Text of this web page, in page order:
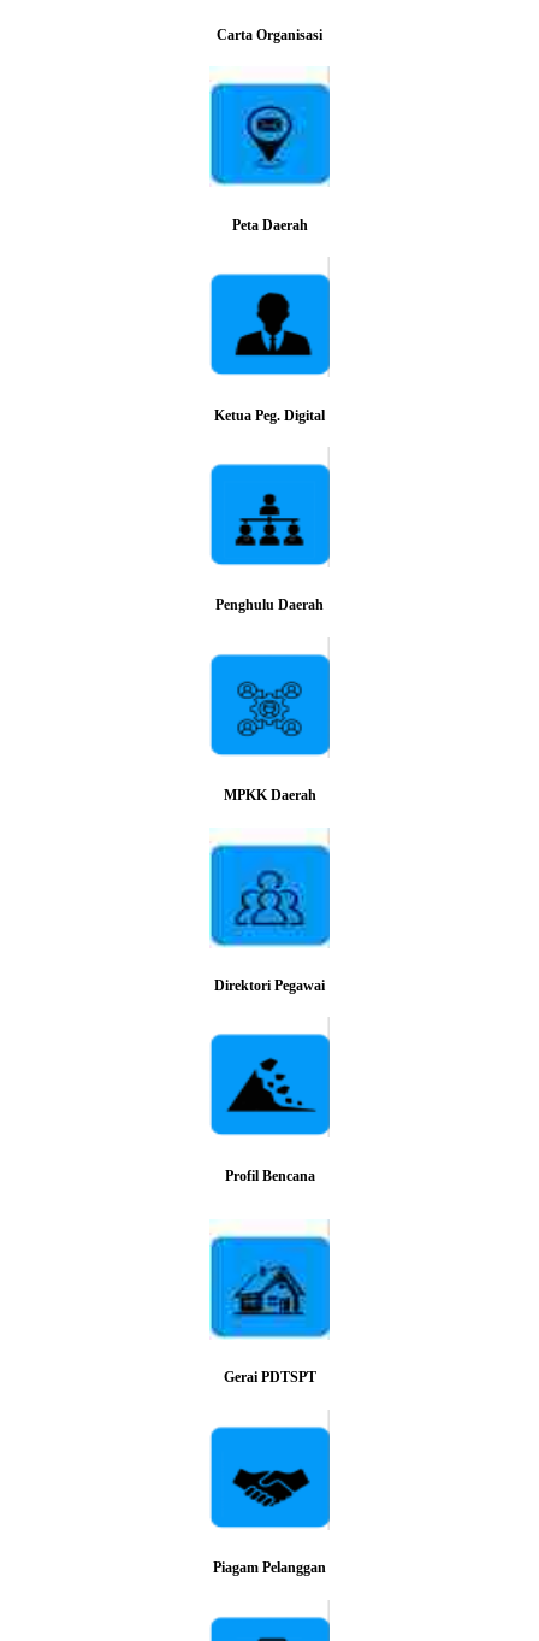
Carta Organisasi
Peta Daerah
Ketua Peg. Digital
Penghulu Daerah
MPKK Daerah
Direktori Pegawai
Profil Bencana
Gerai PDTSPT
Piagam Pelanggan